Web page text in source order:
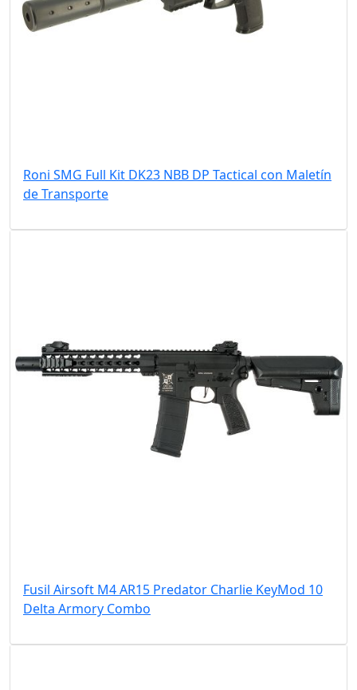
Roni SMG Full Kit DK23 NBB DP Tactical con Maletín
de Transporte
Fusil Airsoft M4 AR15 Predator Charlie KeyMod 10
Delta Armory Combo